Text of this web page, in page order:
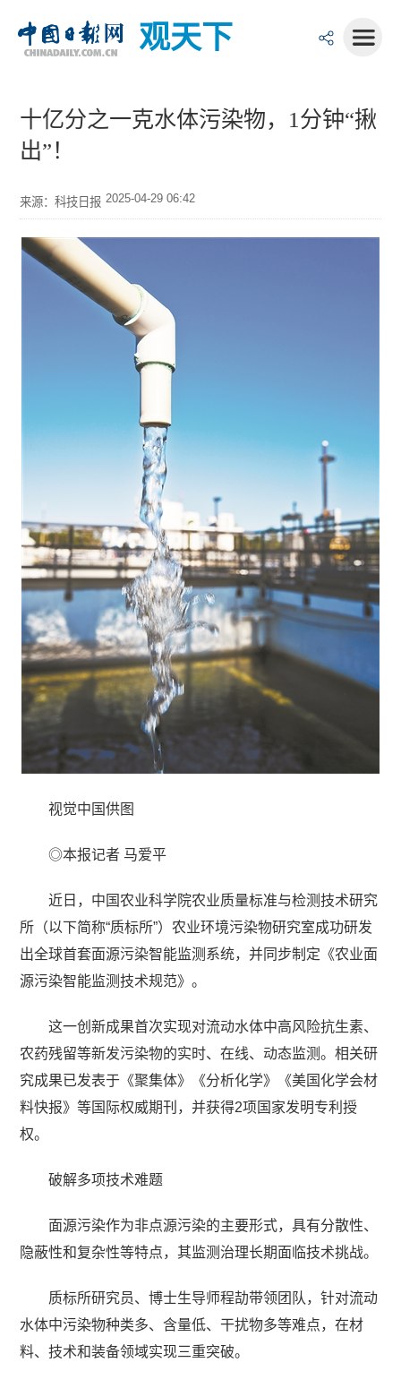
观天下
十亿分之一克水体污染物，1分钟“揪
出”！
来源：科技日报 2025-04-29 06:42
视觉中国供图
◎本报记者 马爱平
近日，中国农业科学院农业质量标准与检测技术研究
所（以下简称“质标所”）农业环境污染物研究室成功研发
出全球首套面源污染智能监测系统，并同步制定《农业面
源污染智能监测技术规范》。
这一创新成果首次实现对流动水体中高风险抗生素、
农药残留等新发污染物的实时、在线、动态监测。相关研
究成果已发表于《聚集体》《分析化学》《美国化学会材
料快报》等国际权威期刊，并获得2项国家发明专利授
权。
破解多项技术难题
面源污染作为非点源污染的主要形式，具有分散性、
隐蔽性和复杂性等特点，其监测治理长期面临技术挑战。
质标所研究员、博士生导师程劼带领团队，针对流动
水体中污染物种类多、含量低、干扰物多等难点，在材
料、技术和装备领域实现三重突破。